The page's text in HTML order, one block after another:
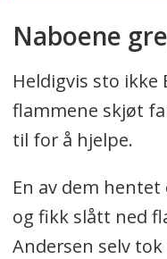
Naboene
Heldigvis sto ikke
flammene skjøt
til for å hjelpe.
En av dem
og fikk slått ned
Andersen selv